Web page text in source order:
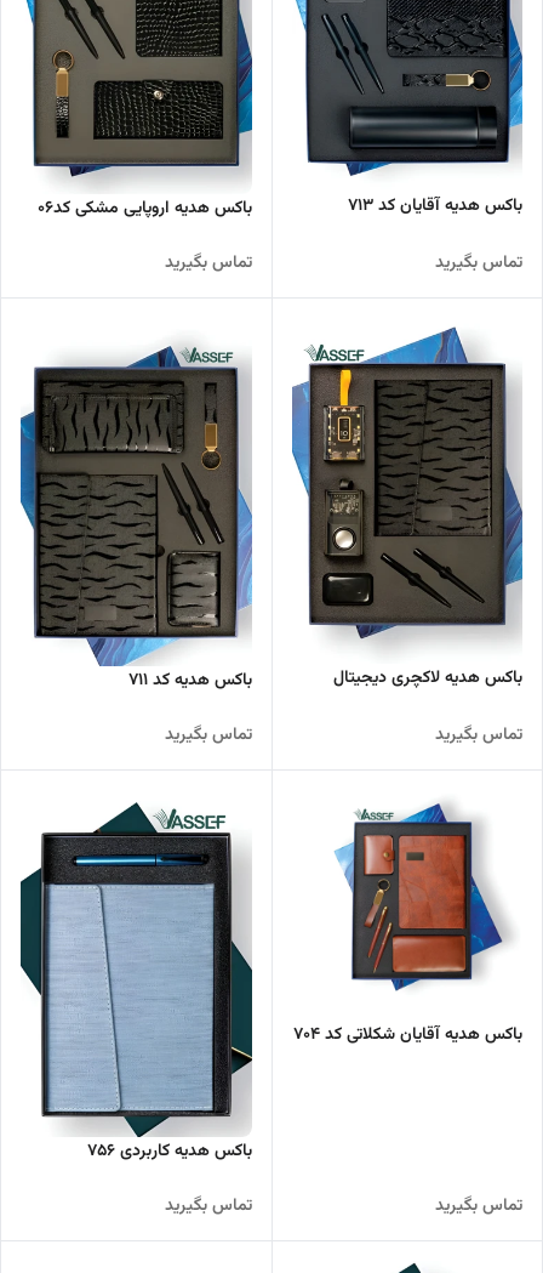
باکس هدیه آقایان کد ۷۱۳
تماس بگیرید
باکس هدیه اروپایی مشکی کد۰۶
تماس بگیرید
باکس هدیه لاکچری دیجیتال
تماس بگیرید
باکس هدیه کد ۷۱۱
تماس بگیرید
باکس هدیه آقایان شکلاتی کد ۷۰۴
تماس بگیرید
باکس هدیه کاربردی ۷۵۶
تماس بگیرید